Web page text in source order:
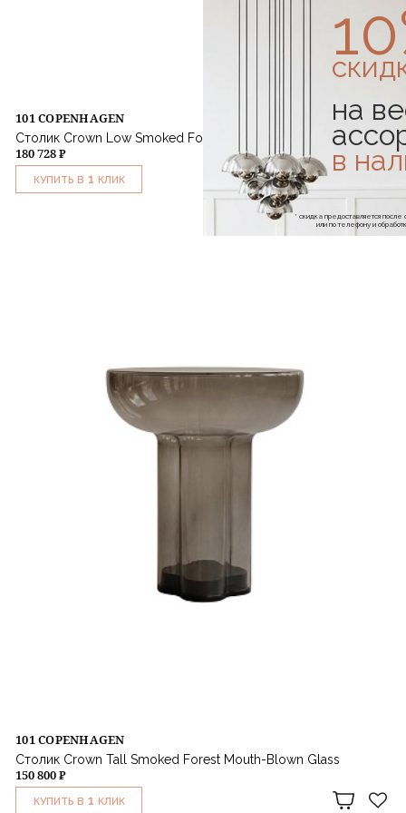
101 COPENHAGEN
Столик Crown Low Smoked Forest Mouth-Blown Glass
180 728 ₽
КУПИТЬ В 1 КЛИК
101 COPENHAGEN
Столик Crown Tall Smoked Forest Mouth-Blown Glass
150 800 ₽
КУПИТЬ В 1 КЛИК
на
в
* скидка предоставляется
или по телефону и